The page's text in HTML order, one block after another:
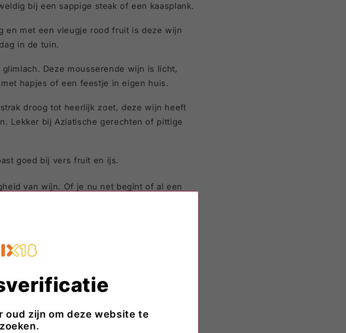
bij een sappige steak of een kaasplank.
en met een vleugje rood fruit is deze wijn
in de tuin.
Deze mousserende wijn is licht,
hapjes of een feestje in eigen huis.
droog tot heerlijk zoet, deze wijn heeft
Lekker bij Aziatische gerechten of pittige
goed bij vers fruit en ijs.
van wijn. Of je nu net begint of al een
Bij Marwijn helpen we je graag verder
filteren op smaak, stijl of gelegenheid.
naar blog
oud zijn om deze website te